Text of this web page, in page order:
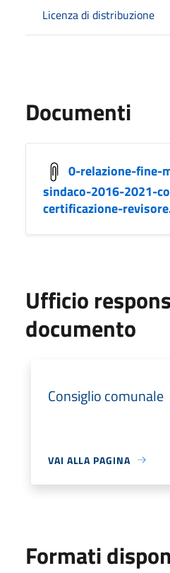
Licenza di distribuzione
Documenti
0-relazione-fine-
sindaco-2016-2021-
certificazione-
Ufficio
documento
Consiglio comunale
VAI ALLA PAGINA
Formati